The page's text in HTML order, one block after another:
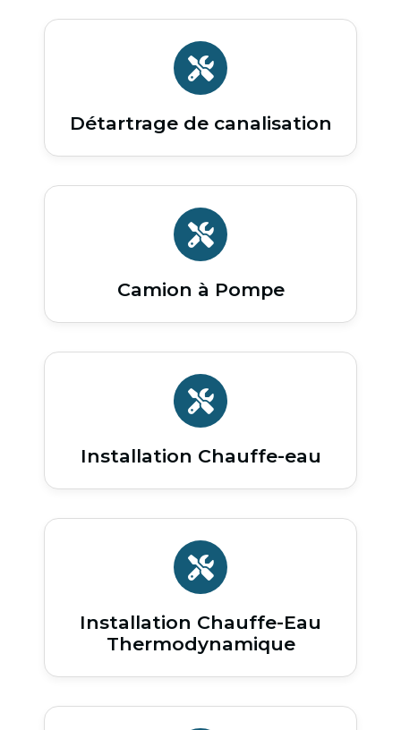
Détartrage de canalisation
Camion à Pompe
Installation Chauffe-eau
Installation Chauffe-Eau
Thermodynamique